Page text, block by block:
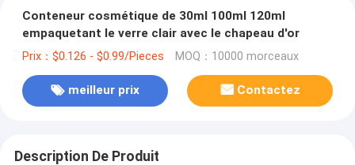
Conteneur cosmétique de 30ml 100ml 120ml
empaquetant le verre clair avec le chapeau d'or
Prix：$0.126 - $0.99/Pieces MOQ：10000 morceaux
meilleur prix Contactez
Description De Produit